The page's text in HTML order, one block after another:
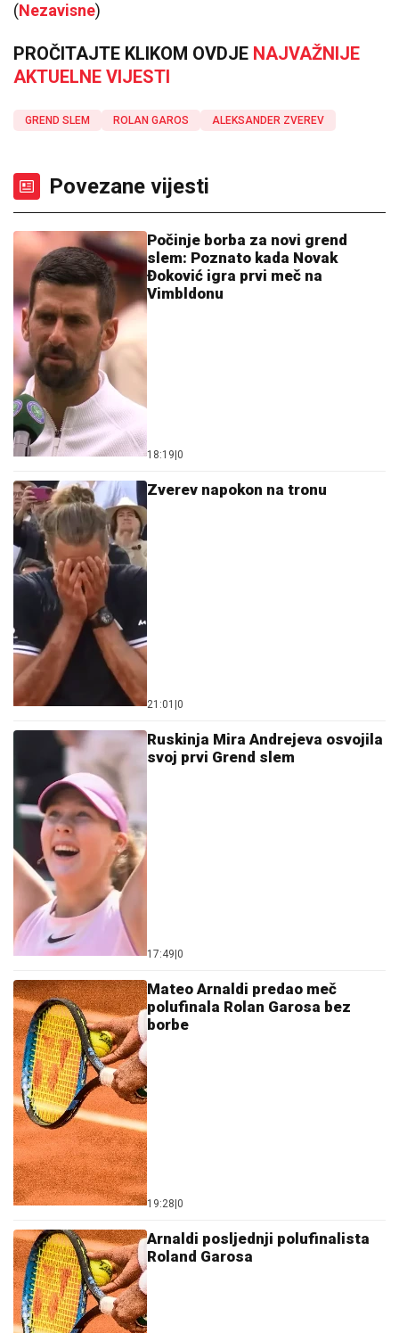
(Nezavisne)
PROČITAJTE KLIKOM OVDJE NAJVAŽNIJE
AKTUELNE VIJESTI
GREND SLEM ROLAN GAROS ALEKSANDER ZVEREV
Povezane vijesti
Počinje borba za novi grend
slem: Poznato kada Novak
Đoković igra prvi meč na
Vimbldonu
18:19 0
Zverev napokon na tronu
21:01 0
Ruskinja Mira Andrejeva osvojila
svoj prvi Grend slem
17:49 0
Mateo Arnaldi predao meč
polufinala Rolan Garosa bez
borbe
19:28 0
Arnaldi posljednji polufinalista
Roland Garosa